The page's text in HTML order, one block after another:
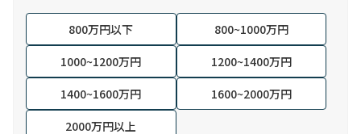
800万円以下
800~1000万円
1000~1200万円
1200~1400万円
1400~1600万円
1600~2000万円
2000万円以上